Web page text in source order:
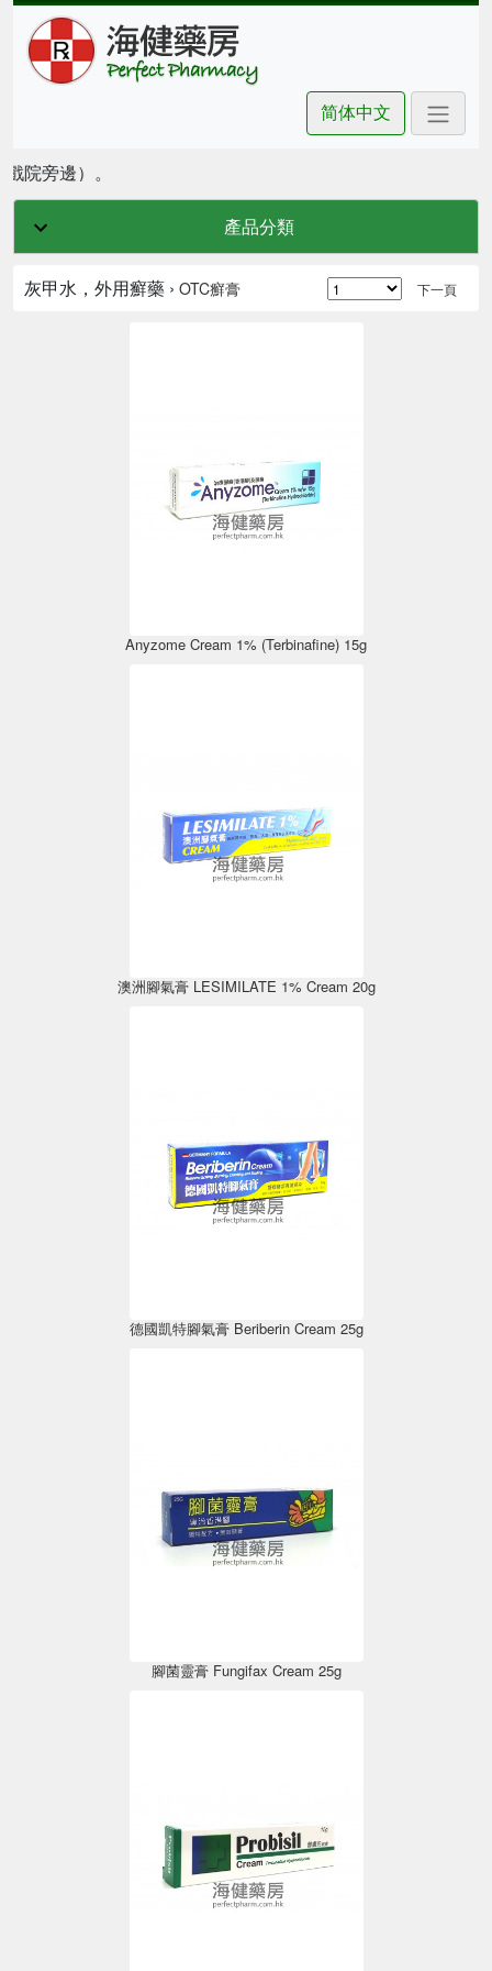
简体中文
旁邊）。
產品分類
灰甲水，外用癬藥 › OTC癬膏 下一頁
Anyzome Cream 1% (Terbinafine) 15g
澳洲腳氣膏 LESIMILATE 1% Cream 20g
德國凱特腳氣膏 Beriberin Cream 25g
腳菌靈膏 Fungifax Cream 25g